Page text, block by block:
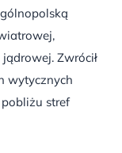
Zwrócił
wytycznych
stref